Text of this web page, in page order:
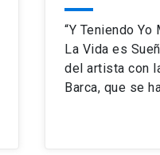
“Y Teniendo
La Vida es
del artista con
Barca, que se